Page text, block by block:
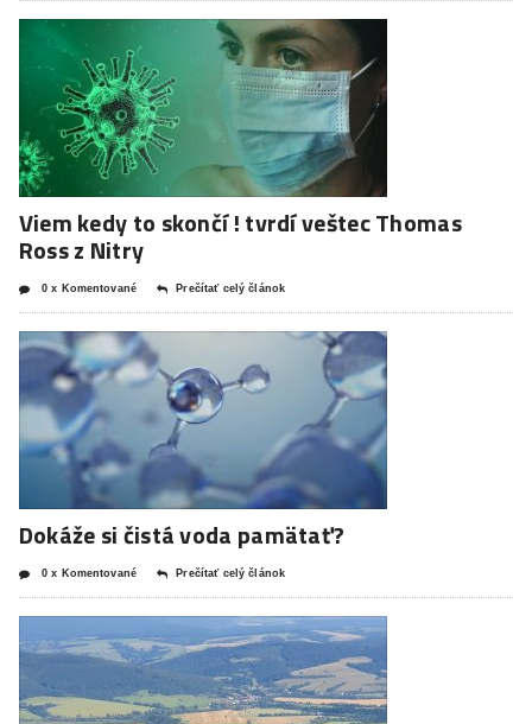
Viem kedy to skončí ! tvrdí veštec Thomas
Ross z Nitry
0 x Komentované Prečítať celý článok
Dokáže si čistá voda pamätať?
0 x Komentované Prečítať celý článok